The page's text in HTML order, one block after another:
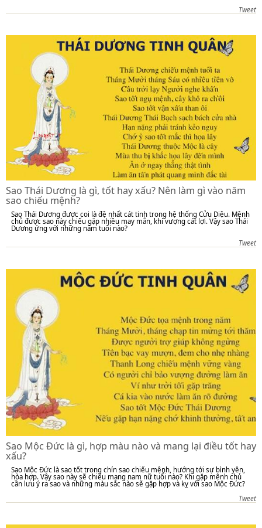
Tweet
Sao Thái Dương là gì, tốt hay xấu? Nên làm gì vào năm
sao chiếu mệnh?
Sao Thái Dương được coi là đệ nhất cát tinh trong hệ thống Cửu Diệu. Mệnh
chủ được sao này chiếu gặp nhiều may mắn, khí vượng cát lợi. Vậy sao Thái
Dương ứng với những năm tuổi nào?
Tweet
Sao Mộc Đức là gì, hợp màu nào và mang lại điều tốt hay
xấu?
Sao Mộc Đức là sao tốt trong chín sao chiếu mệnh, hướng tới sự bình yên,
hòa hợp. Vậy sao này sẽ chiếu mạng nam nữ tuổi nào? Khi gặp mệnh chủ
cần lưu ý ra sao và những màu sắc nào sẽ gặp hợp và kỵ với sao Mộc Đức?
Tweet